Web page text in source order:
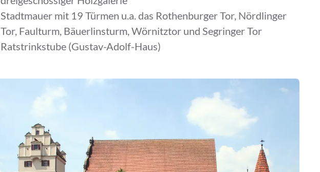
Stadtmauer mit 19 Türmen u.a. das Rothenburger Tor, Nördlinger
Tor, Faulturm, Bäuerlinsturm, Wörnitztor und Segringer Tor
Ratstrinkstube (Gustav-Adolf-Haus)